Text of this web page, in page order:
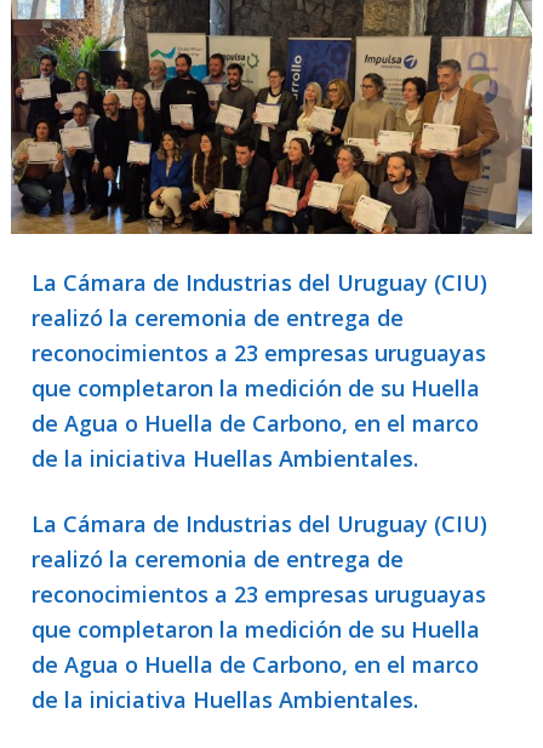
La Cámara de Industrias del Uruguay (CIU)
realizó la ceremonia de entrega de
reconocimientos a 23 empresas uruguayas
que completaron la medición de su Huella
de Agua o Huella de Carbono, en el marco
de la iniciativa Huellas Ambientales.
La Cámara de Industrias del Uruguay (CIU)
realizó la ceremonia de entrega de
reconocimientos a 23 empresas uruguayas
que completaron la medición de su Huella
de Agua o Huella de Carbono, en el marco
de la iniciativa Huellas Ambientales.